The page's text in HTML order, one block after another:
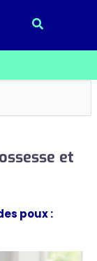
et
poux :